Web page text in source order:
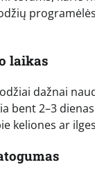
laikas
dažnai
bent 2–3
keliones ar